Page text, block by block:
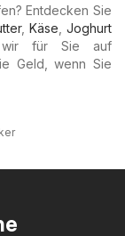
Entdecken Sie
,Käse Joghurt
für Sie auf
Geld, wenn Sie